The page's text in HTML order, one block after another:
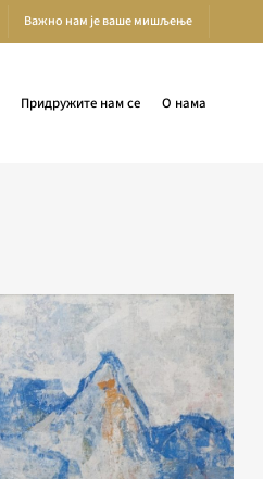
Важно нам је ваше мишљење
Придружите нам се О нама